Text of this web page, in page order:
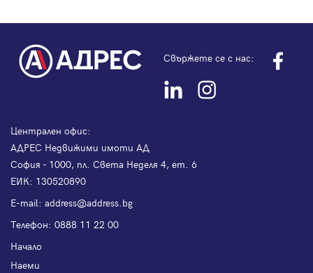
Свържете се с нас:
Централен офис:
АДРЕС Недвижими имоти АД
София - 1000, пл. Света Неделя 4, ет. 6
ЕИК: 130520890
Е-mail: address@address.bg
Телефон: 0888 11 22 00
Начало
Наеми